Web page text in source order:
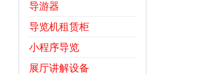
导游器
导览机租赁柜
小程序导览
展厅讲解设备